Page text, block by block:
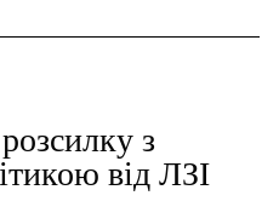
з
від ЛЗІ